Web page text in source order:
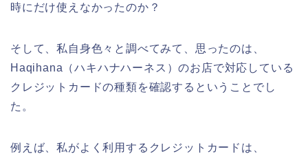
時にだけ使えなかったのか？
そして、私自身色々と調べてみて、思ったのは、
Haqihana（ハキハナハーネス）のお店で対応している
クレジットカードの種類を確認するということでし
た。
例えば、私がよく利用するクレジットカードは、